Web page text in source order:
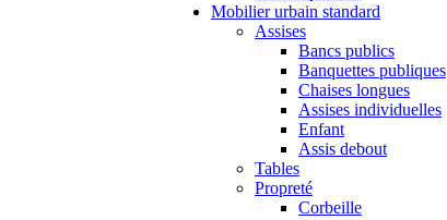
Mobilier urbain standard
Assises
Bancs publics
Banquettes publiques
Chaises longues
Assises individuelles
Enfant
Assis debout
Tables
Propreté
Corbeille